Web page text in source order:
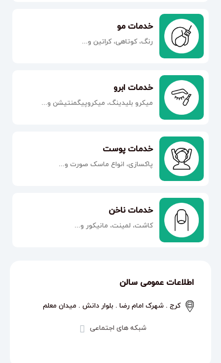
خدمات مو
رنگ، کوتاهی، کراتین و...
خدمات ابرو
میکرو بلیدینگ، میکروپیگمنتیشن و...
خدمات پوست
پاکسازی، انواع ماسک صورت و...
خدمات ناخن
کاشت، لمینت، مانیکور و...
اطلاعات عمومی سالن
کرج . شهرک امام رضا . بلوار دانش . میدان معلم
شبکه های اجتماعی